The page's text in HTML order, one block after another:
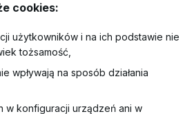
cookies:
użytkowników i na ich podstawie nie
tożsamość,
wpływają na sposób działania
w konfiguracji urządzeń ani w